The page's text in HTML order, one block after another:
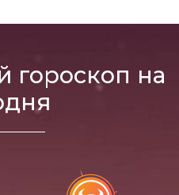
гороскоп на